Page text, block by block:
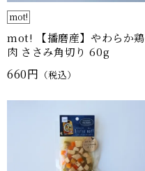
mot!
mot! 【播磨産】やわらか鶏
肉 ささみ角切り 60g
660円 （税込）